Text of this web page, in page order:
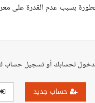
بسبب عدم القدرة على
لحسابك أو تسجيل حساب
حساب جديد